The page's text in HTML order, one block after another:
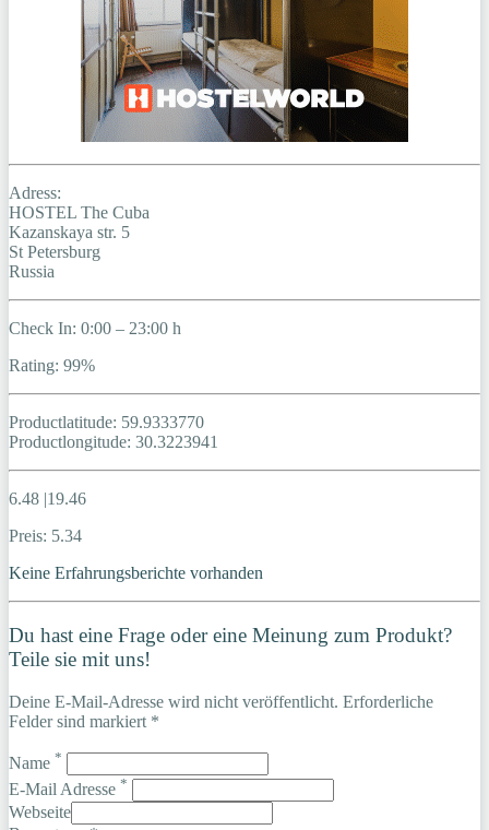
Adress:
HOSTEL The Cuba
Kazanskaya str. 5
St Petersburg
Russia
Check In: 0:00 – 23:00 h
Rating: 99%
Productlatitude: 59.9333770
Productlongitude: 30.3223941
6.48 |19.46
Preis: 5.34
Keine Erfahrungsberichte vorhanden
Du hast eine Frage oder eine Meinung zum Produkt?
Teile sie mit uns!
Deine E-Mail-Adresse wird nicht veröffentlicht. Erforderliche
Felder sind markiert *
Name *
E-Mail Adresse *
Webseite